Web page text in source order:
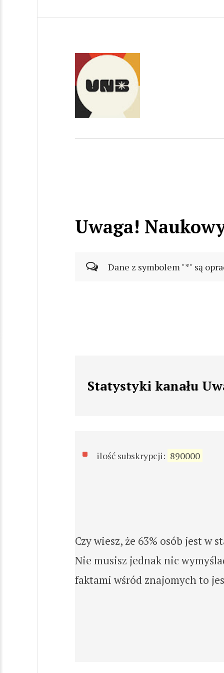
Uwaga!
Dane z symbolem "*" są
Statystyki kanału
ilość subskrypcji: 890000
Czy wiesz, że 63% osób jest
Nie musisz jednak nic
faktami wśród znajomych to